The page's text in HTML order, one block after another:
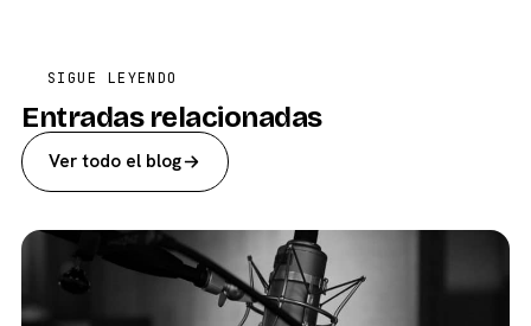
SIGUE LEYENDO
Entradas relacionadas
Ver todo el blog